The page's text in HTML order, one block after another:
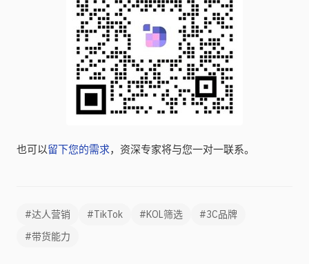
也可以留下您的需求，资深专家将与您一对一联系。
#达人营销 #TikTok #KOL筛选
#3C品牌
#带货能力